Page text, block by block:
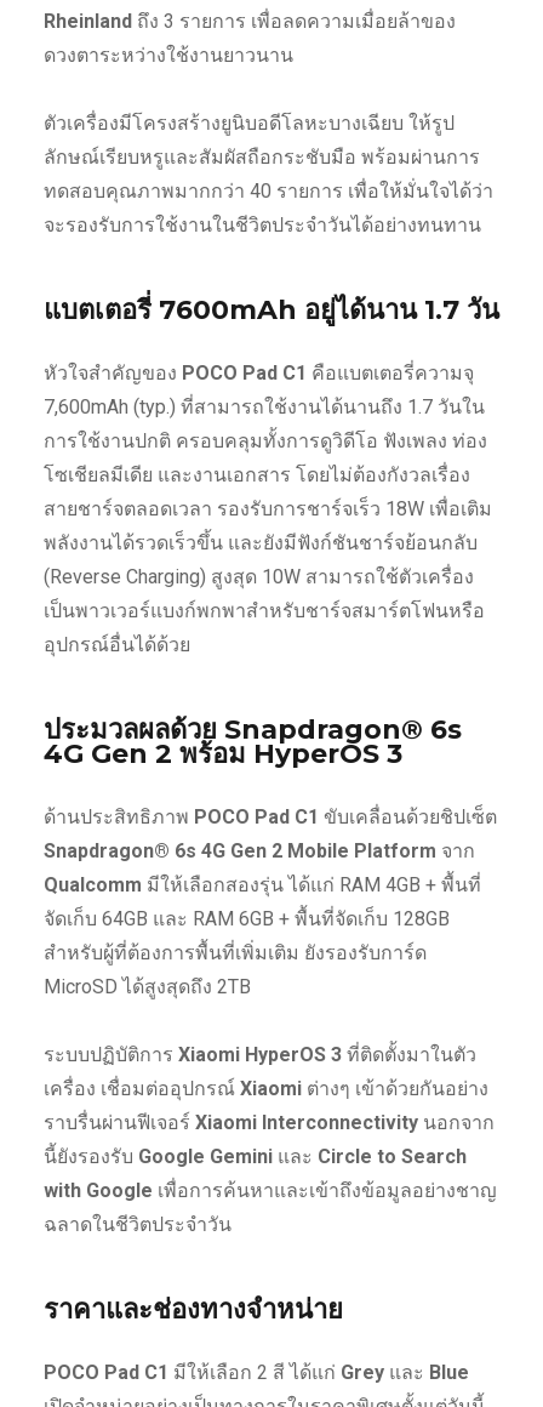
Rheinlandถึง 3 รายการ เพื่อลดความเมื่อยล้าของ
ดวงตาระหว่างใช้งานยาวนาน
ตัวเครื่องมีโครงสร้างยูนิบอดีโลหะบางเฉียบ ให้รูป
ลักษณ์เรียบหรูและสัมผัสถือกระชับมือ พร้อมผ่านการ
ทดสอบคุณภาพมากกว่า 40 รายการ เพื่อให้มั่นใจได้ว่า
จะรองรับการใช้งานในชีวิตประจำวันได้อย่างทนทาน
แบตเตอรี่ 7600mAh อยู่ได้นาน 1.7 วัน
หัวใจสำคัญของ POCO Pad C1 คือแบตเตอรี่ความจุ
7,600mAh (typ.) ที่สามารถใช้งานได้นานถึง 1.7 วันใน
การใช้งานปกติ ครอบคลุมทั้งการดูวิดีโอ ฟังเพลง ท่อง
โซเชียลมีเดีย และงานเอกสาร โดยไม่ต้องกังวลเรื่อง
สายชาร์จตลอดเวลา รองรับการชาร์จเร็ว 18W เพื่อเติม
พลังงานได้รวดเร็วขึ้น และยังมีฟังก์ชันชาร์จย้อนกลับ
(Reverse Charging) สูงสุด 10W สามารถใช้ตัวเครื่อง
เป็นพาวเวอร์แบงก์พกพาสำหรับชาร์จสมาร์ตโฟนหรือ
อุปกรณ์อื่นได้ด้วย
ประมวลผลด้วย Snapdragon® 6s
4G Gen 2 พร้อม HyperOS 3
ด้านประสิทธิภาพ POCO Pad C1 ขับเคลื่อนด้วยชิปเซ็ต
Snapdragon® 6s 4G Gen 2 Mobile Platform จาก
Qualcomm มีให้เลือกสองรุ่น ได้แก่ RAM 4GB + พื้นที่
จัดเก็บ 64GB และ RAM 6GB + พื้นที่จัดเก็บ 128GB
สำหรับผู้ที่ต้องการพื้นที่เพิ่มเติม ยังรองรับการ์ด
MicroSD ได้สูงสุดถึง 2TB
ระบบปฏิบัติการ Xiaomi HyperOS 3ที่ติดตั้งมาในตัว
เครื่อง เชื่อมต่ออุปกรณ์ Xiaomiต่างๆ เข้าด้วยกันอย่าง
ราบรื่นผ่านฟีเจอร์ Xiaomi Interconnectivityนอกจาก
นี้ยังรองรับ Google Geminiและ Circle to Search
with Google เพื่อการค้นหาและเข้าถึงข้อมูลอย่างชาญ
ฉลาดในชีวิตประจำวัน
ราคาและช่องทางจำหน่าย
POCO Pad C1 มีให้เลือก 2 สี ได้แก่ Greyและ Blue